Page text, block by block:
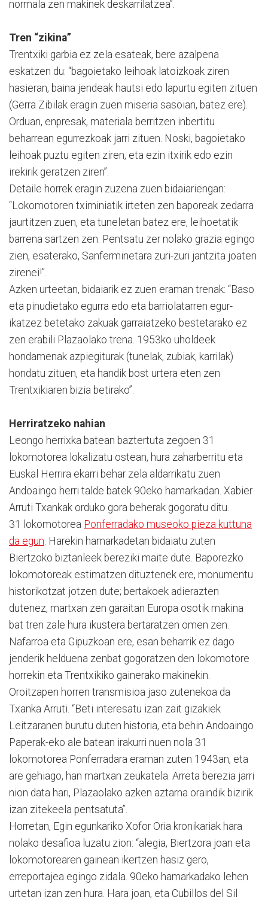
normala zen makinek deskarrilatzea”.
Tren “zikina”
Trentxiki garbia ez zela esateak, bere azalpena
eskatzen du: “bagoietako leihoak latoizkoak ziren
hasieran, baina jendeak hautsi edo lapurtu egiten zituen
(Gerra Zibilak eragin zuen miseria sasoian, batez ere).
Orduan, enpresak, materiala berritzen inbertitu
beharrean egurrezkoak jarri zituen. Noski, bagoietako
leihoak puztu egiten ziren, eta ezin itxirik edo ezin
irekirik geratzen ziren”.
Detaile horrek eragin zuzena zuen bidaiariengan:
“Lokomotoren tximiniatik irteten zen baporeak zedarra
jaurtitzen zuen, eta tuneletan batez ere, leihoetatik
barrena sartzen zen. Pentsatu zer nolako grazia egingo
zien, esaterako, Sanferminetara zuri-zuri jantzita joaten
zirenei!”.
Azken urteetan, bidaiarik ez zuen eraman trenak: “Baso
eta pinudietako egurra edo eta barriolatarren egur-
ikatzez betetako zakuak garraiatzeko bestetarako ez
zen erabili Plazaolako trena. 1953ko uholdeek
hondamenak azpiegiturak (tunelak, zubiak, karrilak)
hondatu zituen, eta handik bost urtera eten zen
Trentxikiaren bizia betirako”.
Herriratzeko nahian
Leongo herrixka batean baztertuta zegoen 31
lokomotorea lokalizatu ostean, hura zaharberritu eta
Euskal Herrira ekarri behar zela aldarrikatu zuen
Andoaingo herri talde batek 90eko hamarkadan. Xabier
Arruti Txankak orduko gora beherak gogoratu ditu.
31 lokomotorea Ponferradako museoko pieza kuttuna
da egun . Harekin hamarkadetan bidaiatu zuten
Biertzoko biztanleek bereziki maite dute. Baporezko
lokomotoreak estimatzen dituztenek ere, monumentu
historikotzat jotzen dute; bertakoek adierazten
dutenez, martxan zen garaitan Europa osotik makina
bat tren zale hura ikustera bertaratzen omen zen.
Nafarroa eta Gipuzkoan ere, esan beharrik ez dago
jenderik helduena zenbat gogoratzen den lokomotore
horrekin eta Trentxikiko gainerako makinekin.
Oroitzapen horren transmisioa jaso zutenekoa da
Txanka Arruti. “Beti interesatu izan zait gizakiek
Leitzaranen burutu duten historia, eta behin Andoaingo
Paperak-eko ale batean irakurri nuen nola 31
lokomotorea Ponferradara eraman zuten 1943an, eta
are gehiago, han martxan zeukatela. Arreta berezia jarri
nion data hari, Plazaolako azken aztarna oraindik bizirik
izan zitekeela pentsatuta”.
Horretan, Egin egunkariko Xofor Oria kronikariak hara
nolako desafioa luzatu zion: “alegia, Biertzora joan eta
lokomotorearen gainean ikertzen hasiz gero,
erreportajea egingo zidala. 90eko hamarkadako lehen
urtetan izan zen hura. Hara joan, eta Cubillos del Sil